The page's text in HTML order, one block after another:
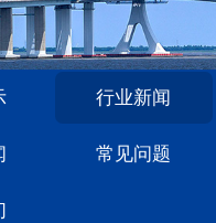
行业新闻
常见问题